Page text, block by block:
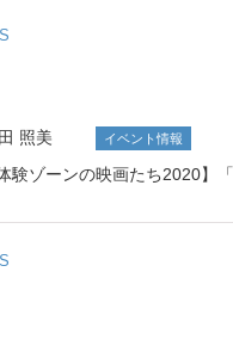
田 照美 イベント情報
ゾーンの映画たち2020】